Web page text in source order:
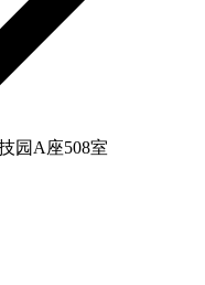
园A座508室